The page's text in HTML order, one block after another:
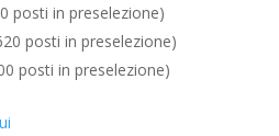
posti in preselezione)
posti in preselezione)
posti in preselezione)